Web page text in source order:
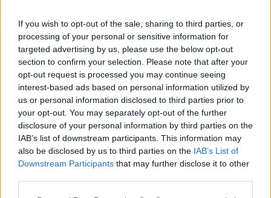
If you wish to opt-out of the sale, sharing to third parties, or
processing of your personal or sensitive information for
targeted advertising by us, please use the below opt-out
section to confirm your selection. Please note that after your
opt-out request is processed you may continue seeing
interest-based ads based on personal information utilized by
us or personal information disclosed to third parties prior to
your opt-out. You may separately opt-out of the further
disclosure of your personal information by third parties on the
IAB’s list of downstream participants. This information may
also be disclosed by us to third parties on the IAB’s List of
Downstream Participants that may further disclose it to other
υπουργείου Παιδείας και της Ελληνικής
Αστυνομίας.
Η προθεσμία υποβολής των ηλεκτρονικών
αιτήσεωνσυμμετοχής αρχίζει την Πέμπτη 16
Ιανουαρίου και ώρα 08:00 το πρωί και λήγει
τη Δευτέρα3 Φεβρουαρίου 2025και ώρα
14:00 το μεσημέρι.
Δείτε περισσότερα πατώντας ΕΔΩ.
Η προκήρυξη 2Γ/2024